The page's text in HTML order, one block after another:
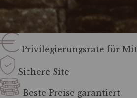
Privilegierungsrate für
Sichere Site
Beste Preise garantiert